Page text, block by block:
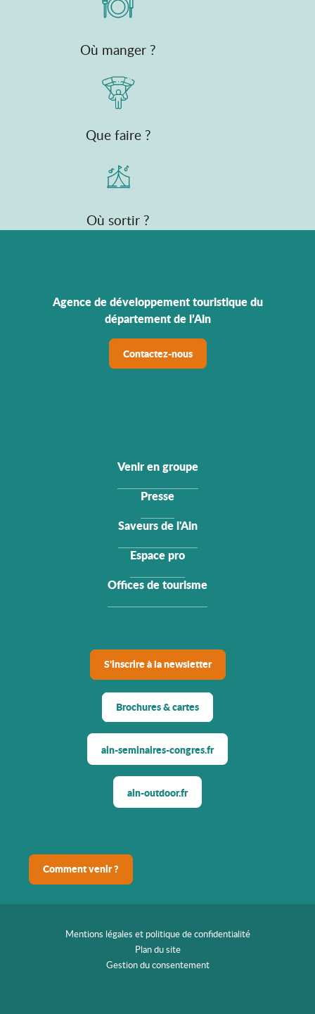
Où manger ?
Que faire ?
Où sortir ?
Agence de développement touristique du
département de l’Ain
Contactez-nous
Venir en groupe
Presse
Saveurs de l'Ain
Espace pro
Offices de tourisme
S'inscrire à la newsletter
Brochures & cartes
ain-seminaires-congres.fr
ain-outdoor.fr
Comment venir ?
Mentions légales et politique de confidentialité
Plan du site
Gestion du consentement